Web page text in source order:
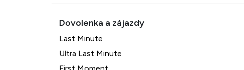
Last Minute
Ultra Last Minute